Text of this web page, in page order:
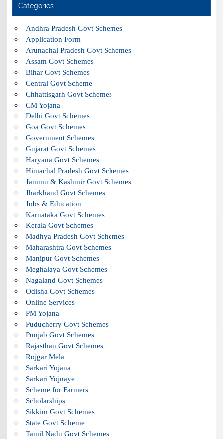
Categories
Andhra Pradesh Govt Schemes
Application Form
Arunachal Pradesh Govt Schemes
Assam Govt Schemes
Bihar Govt Schemes
Central Govt Scheme
Chhattisgarh Govt Schemes
CM Yojana
Delhi Govt Schemes
Goa Govt Schemes
Government Schemes
Gujarat Govt Schemes
Haryana Govt Schemes
Himachal Pradesh Govt Schemes
Jammu & Kashmir Govt Schemes
Jharkhand Govt Schemes
Jobs & Education
Karnataka Govt Schemes
Kerala Govt Schemes
Madhya Pradesh Govt Schemes
Maharashtra Govt Schemes
Manipur Govt Schemes
Meghalaya Govt Schemes
Nagaland Govt Schemes
Odisha Govt Schemes
Online Services
PM Yojana
Puducherry Govt Schemes
Punjab Govt Schemes
Rajasthan Govt Schemes
Rojgar Mela
Sarkari Yojana
Sarkari Yojnaye
Scheme for Farmers
Scholarships
Sikkim Govt Schemes
State Govt Scheme
Tamil Nadu Govt Schemes